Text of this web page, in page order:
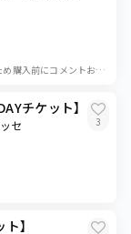
【朝イチ整理券メッセ１―８】 プライベート出品にするため購入前にコメントお願い致します。 当日会場付近にて手渡し致します。 リストバンド交換は8時からになり...
チケット】
セ 3
】